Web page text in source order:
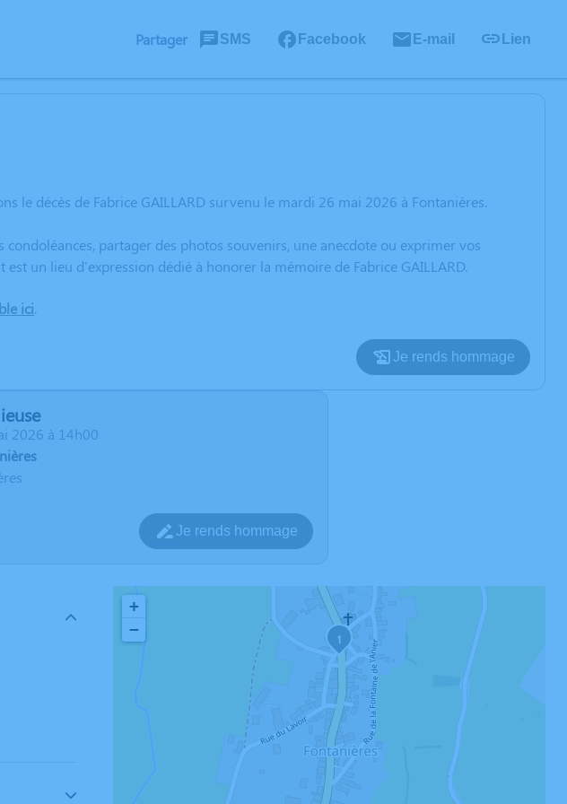
Partager SMS Facebook E-mail Lien
le décès de Fabrice GAILLARD survenu le mardi 26 mai 2026 à Fontanières.
partager des photos souvenirs, une anecdote ou exprimer vos
un lieu d'expression dédié à honorer la mémoire de Fabrice GAILLARD.
ici.
Je rends hommage
2026 à 14h00
Je rends hommage
1
+
−